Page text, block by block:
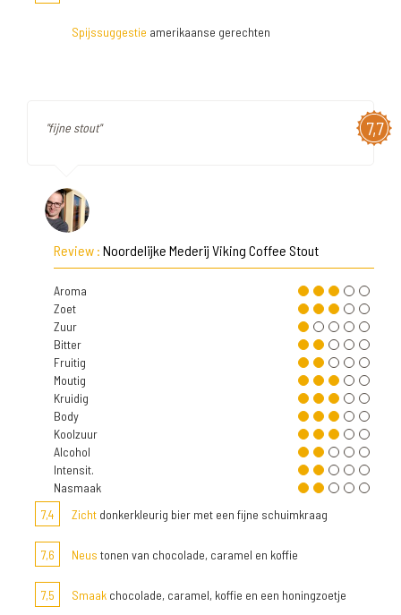
Spijssuggestie amerikaanse gerechten
7,7
"fijne stout"
Review : Noordelijke Mederij Viking Coffee Stout
Aroma
Zoet
Zuur
Bitter
Fruitig
Moutig
Kruidig
Body
Koolzuur
Alcohol
Intensit.
Nasmaak
7,4
Zicht donkerkleurig bier met een fijne schuimkraag
7,6 Neus tonen van chocolade, caramel en koffie
7,5 Smaak chocolade, caramel, koffie en een honingzoetje